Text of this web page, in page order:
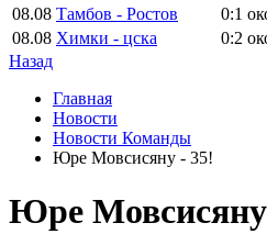
08.08 Тамбов - Ростов 0:1
08.08 Химки - цска 0:2
Назад
Главная
Новости
Новости Команды
Юре Мовсисяну - 35!
Юре